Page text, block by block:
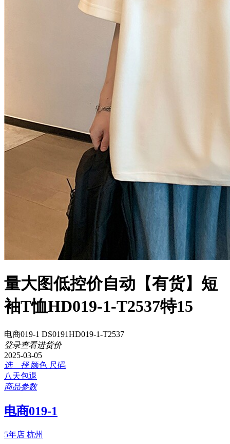
量大图低控价自动【有货】短
袖T恤HD019-1-T2537特15
电商019-1 DS0191HD019-1-T2537
登录查看进货价
2025-03-05
选 择 颜色 尺码
八天包退
商品参数
电商019-1
5年店 杭州